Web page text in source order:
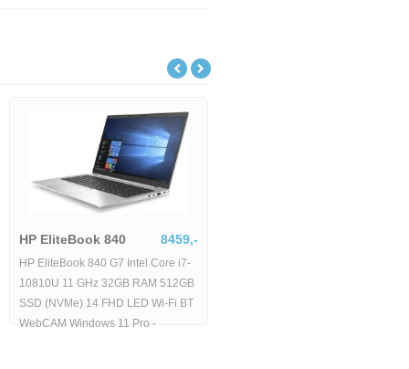
HP EliteBook 840 8459,-
HP EliteBook 840 G7 Intel Core i7-
10810U 11 GHz 32GB RAM 512GB
SSD (NVMe) 14 FHD LED Wi-Fi BT
WebCAM Windows 11 Pro -